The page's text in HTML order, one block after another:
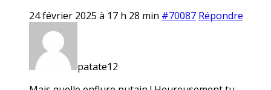
24 février 2025 à 17 h 28 min #70087 Répondre
patate12